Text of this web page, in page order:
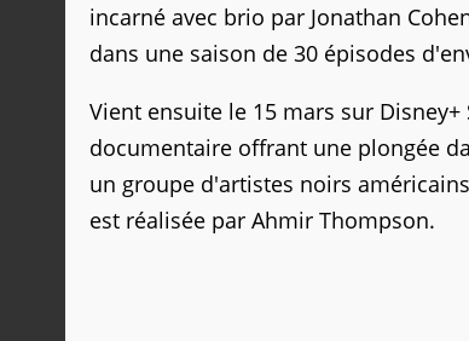
incarné avec brio par Jonathan
dans une saison de 30 épisodes
Vient ensuite le 15 mars sur
documentaire offrant une plongée
un groupe d'artistes noirs
est réalisée par Ahmir Thompson.